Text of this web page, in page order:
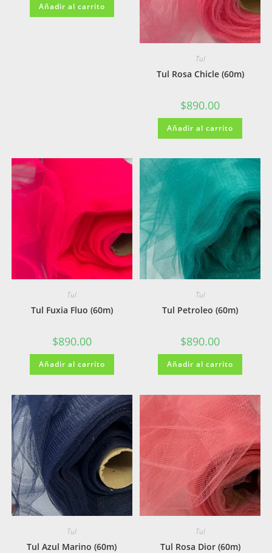
Añadir al carrito
Tul
Tul Rosa Chicle (60m)
$890.00
Añadir al carrito
Tul
Tul Fuxia Fluo (60m)
$890.00
Añadir al carrito
Tul
Tul Petroleo (60m)
$890.00
Añadir al carrito
Tul
Tul Azul Marino (60m)
Tul
Tul Rosa Dior (60m)